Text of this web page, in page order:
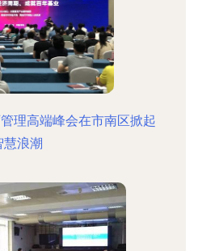
理高端峰会在市南区掀起
慧浪潮